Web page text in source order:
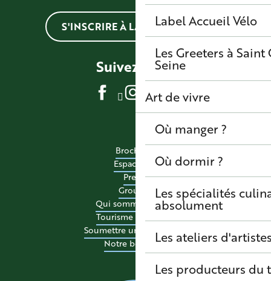
Label Accueil Vélo
Les Greeters à
Seine
Art de vivre
Où manger ?
Où dormir ?
Les spécialités
absolument
Les ateliers
Les producteurs du
S'INSCRIRE À LA NEWSLETTER
Suivez-nous
Brochures
Espace pro
Presse
Groupes
Qui sommes-nous ?
Tourisme accessible
Soumettre un événement
Notre boutique